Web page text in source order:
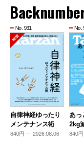
No. 931
自律神経ゆったり
メンテナンス術
840円 — 2026.08.06
No.
あっ
2kg
840